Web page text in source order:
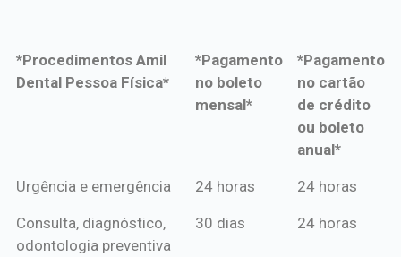
*Procedimentos Amil
Dental Pessoa Física*
*Pagamento
no boleto
mensal*
*Pagamento
no cartão
de crédito
ou boleto
anual*
*Procedimentos Amil
*Pagamento
mensal*
*Pagamento
de crédito
Urgência e emergência 24 horas 24 horas
Consulta, diagnóstico,
odontologia preventiva
30 dias 24 horas